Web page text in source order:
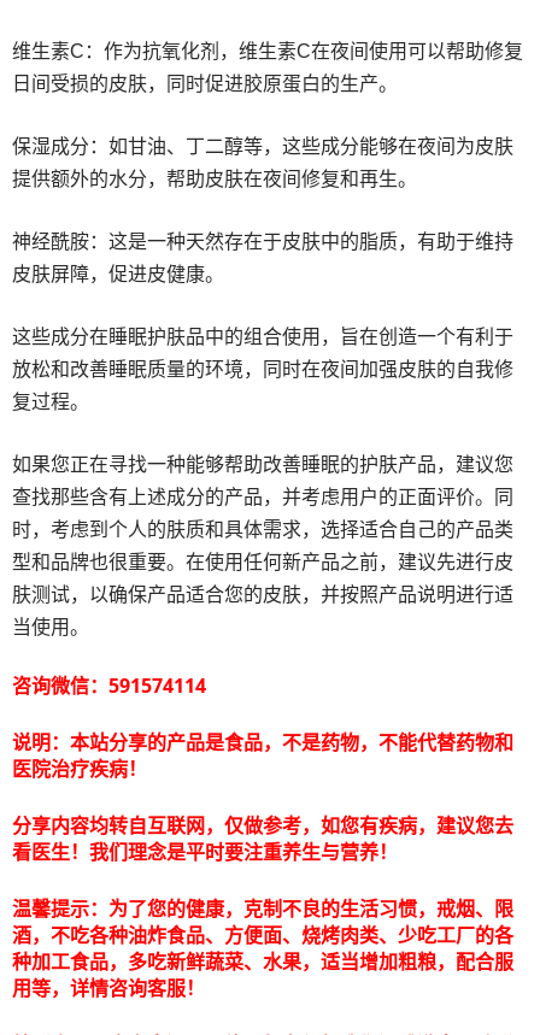
维生素C：作为抗氧化剂，维生素C在夜间使用可以帮助修复
日间受损的皮肤，同时促进胶原蛋白的生产。
保湿成分：如甘油、丁二醇等，这些成分能够在夜间为皮肤
提供额外的水分，帮助皮肤在夜间修复和再生。
神经酰胺：这是一种天然存在于皮肤中的脂质，有助于维持
皮肤屏障，促进皮健康。
这些成分在睡眠护肤品中的组合使用，旨在创造一个有利于
放松和改善睡眠质量的环境，同时在夜间加强皮肤的自我修
复过程。
如果您正在寻找一种能够帮助改善睡眠的护肤产品，建议您
查找那些含有上述成分的产品，并考虑用户的正面评价。同
时，考虑到个人的肤质和具体需求，选择适合自己的产品类
型和品牌也很重要。在使用任何新产品之前，建议先进行皮
肤测试，以确保产品适合您的皮肤，并按照产品说明进行适
当使用。
咨询微信：591574114
说明：本站分享的产品是食品，不是药物，不能代替药物和
医院治疗疾病！
分享内容均转自互联网，仅做参考，如您有疾病，建议您去
看医生！我们理念是平时要注重养生与营养！
温馨提示：为了您的健康，克制不良的生活习惯，戒烟、限
酒，不吃各种油炸食品、方便面、烧烤肉类、少吃工厂的各
种加工食品，多吃新鲜蔬菜、水果，适当增加粗粮，配合服
用等，详情咨询客服！